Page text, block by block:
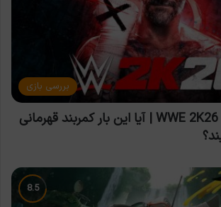
بررسی بازی
نقد و بررسی بازی WWE 2K26 | آیا این بار کمربند قهرمانی